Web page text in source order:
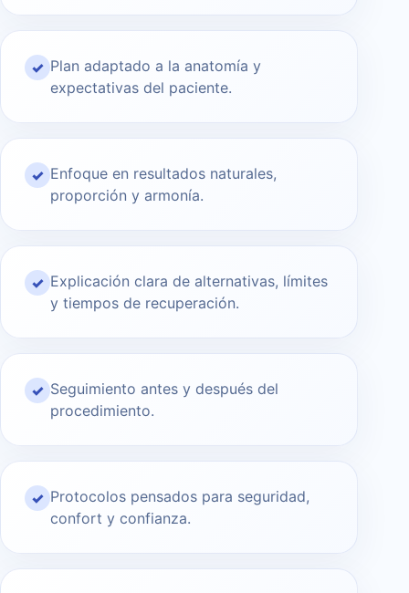
✓ Plan adaptado a la anatomía y
expectativas del paciente.
✓ Enfoque en resultados naturales,
proporción y armonía.
✓ Explicación clara de alternativas, límites
y tiempos de recuperación.
✓ Seguimiento antes y después del
procedimiento.
✓ Protocolos pensados para seguridad,
confort y confianza.